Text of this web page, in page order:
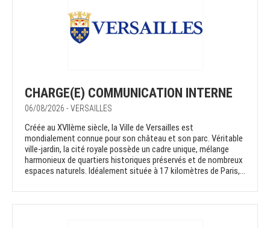
CHARGE(E) COMMUNICATION INTERNE
06/08/2026 - VERSAILLES
Créée au XVIIème siècle, la Ville de Versailles est
mondialement connue pour son château et son parc. Véritable
ville-jardin, la cité royale possède un cadre unique, mélange
harmonieux de quartiers historiques préservés et de nombreux
espaces naturels. Idéalement située à 17 kilomètres de Paris,...